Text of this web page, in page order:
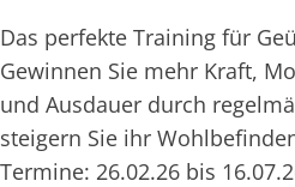
Das perfekte Training für
Gewinnen Sie mehr Kraft,
und Ausdauer durch
steigern Sie ihr
Termine: 26.02.26 bis